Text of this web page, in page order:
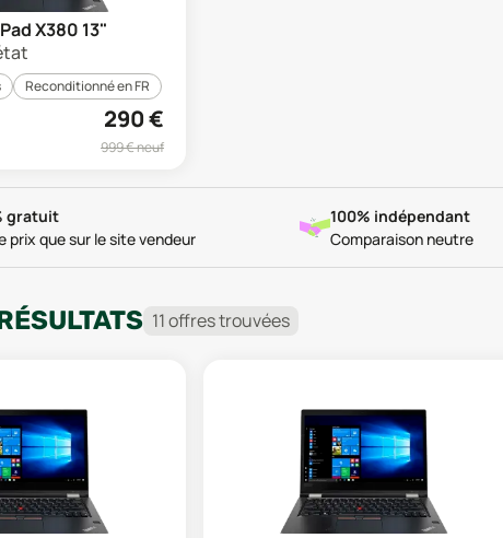
X380 13"
Reconditionné en FR
290€
999€ neuf
gratuit
prix que sur le site vendeur
100% indépendant
Comparaison neutre
11offrestrouvées